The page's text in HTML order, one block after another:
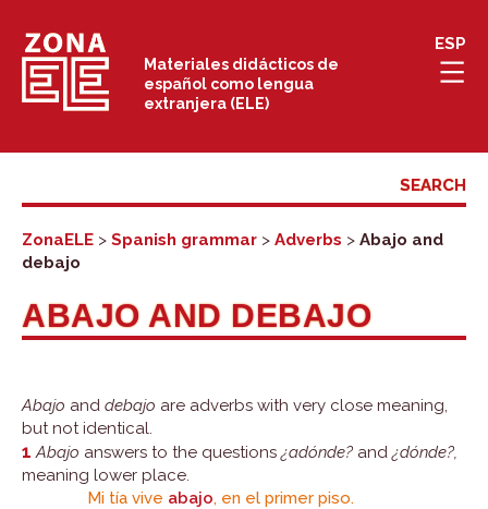
content
Materiales didácticos de
español como lengua
extranjera (ELE)
ESP
ZonaELE > Spanish grammar > Adverbs > Abajo and
debajo
ABAJO AND DEBAJO
Abajo and debajo are adverbs with very close meaning,
but not identical.
1 Abajo answers to the questions¿adónde? and¿dónde?,
meaning lower place.
Mi tía vive abajo, en el primer piso.